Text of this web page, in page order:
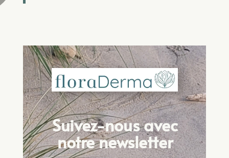
Suivez-nous avec
notre newsletter